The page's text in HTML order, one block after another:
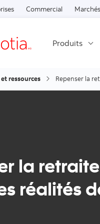
Commercial
Produits
ressources Repenser la
la
réalités